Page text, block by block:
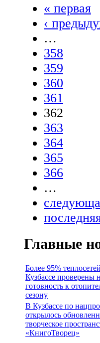
« первая
‹
…
358
359
360
361
362
363
364
365
366
…
Главные
Более 95%
Кузбассе проверены
готовность к
сезону
В Кузбассе по
открылось
творческое
«КнигоТворец»